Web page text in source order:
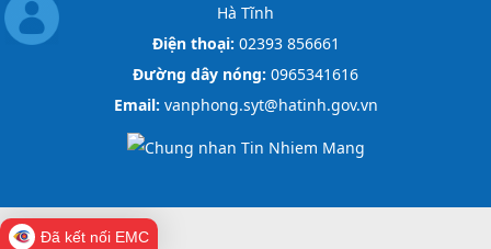
Hà Tĩnh
Điện thoại: 02393 856661
Đường dây nóng: 0965341616
Email: vanphong.syt@hatinh.gov.vn
Đã kết nối EMC